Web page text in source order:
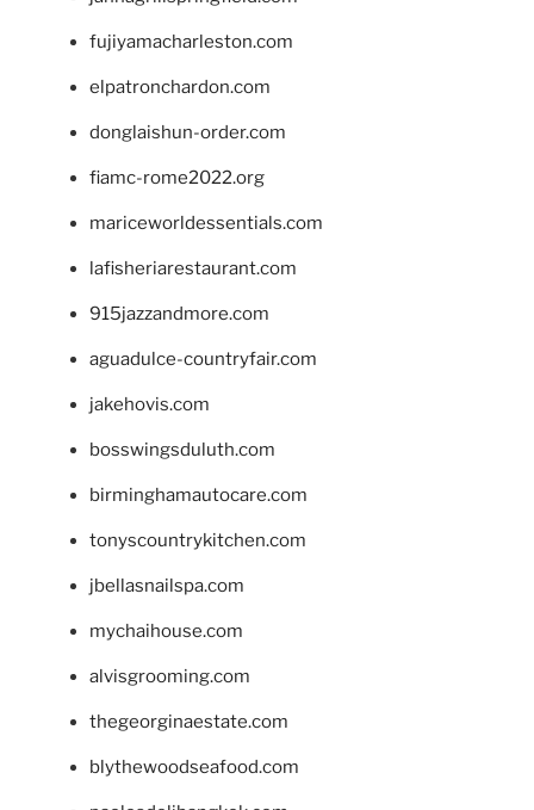
fujiyamacharleston.com
elpatronchardon.com
donglaishun-order.com
fiamc-rome2022.org
mariceworldessentials.com
lafisheriarestaurant.com
915jazzandmore.com
aguadulce-countryfair.com
jakehovis.com
bosswingsduluth.com
birminghamautocare.com
tonyscountrykitchen.com
jbellasnailspa.com
mychaihouse.com
alvisgrooming.com
thegeorginaestate.com
blythewoodseafood.com